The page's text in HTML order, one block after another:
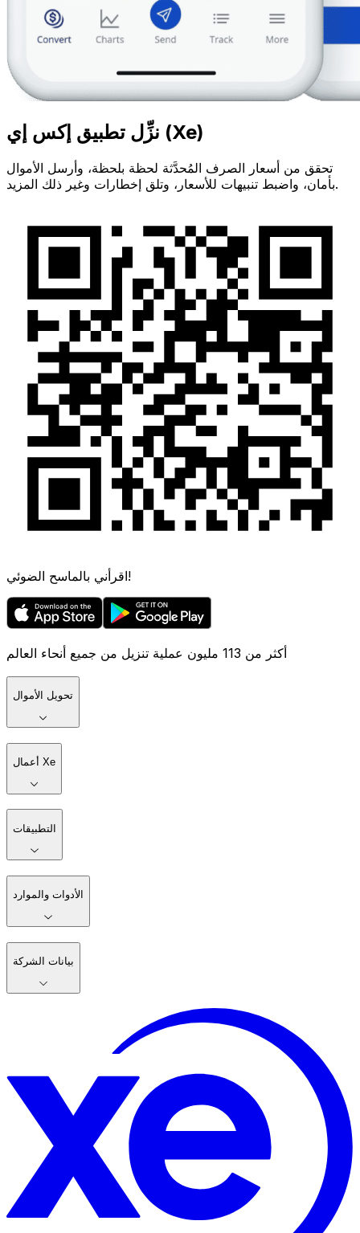
نزِّل تطبيق إكس إي (Xe)
تحقق من أسعار الصرف المُحدَّثة لحظة بلحظة، وأرسل الأموال
بأمان، واضبط تنبيهات للأسعار، وتلق إخطارات وغير ذلك المزيد.
اقرأني بالماسح الضوئي!
أكثر من 113 مليون عملية تنزيل من جميع أنحاء العالم
تحويل الأموال
أعمال Xe
التطبيقات
الأدوات والموارد
بيانات الشركة